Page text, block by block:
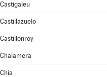
Castigaleu
Castillazuelo
Castillonroy
Chalamera
Chía